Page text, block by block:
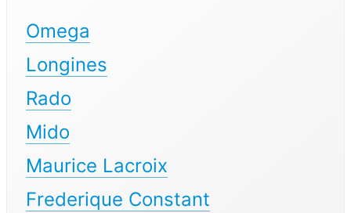
Omega
Longines
Rado
Mido
Maurice Lacroix
Frederique Constant